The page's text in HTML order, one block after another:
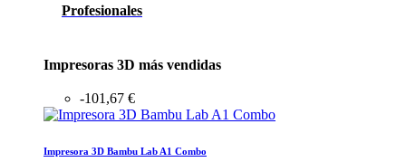
Profesionales
Impresoras 3D más vendidas
-101,67 €
Impresora 3D Bambu Lab A1 Combo